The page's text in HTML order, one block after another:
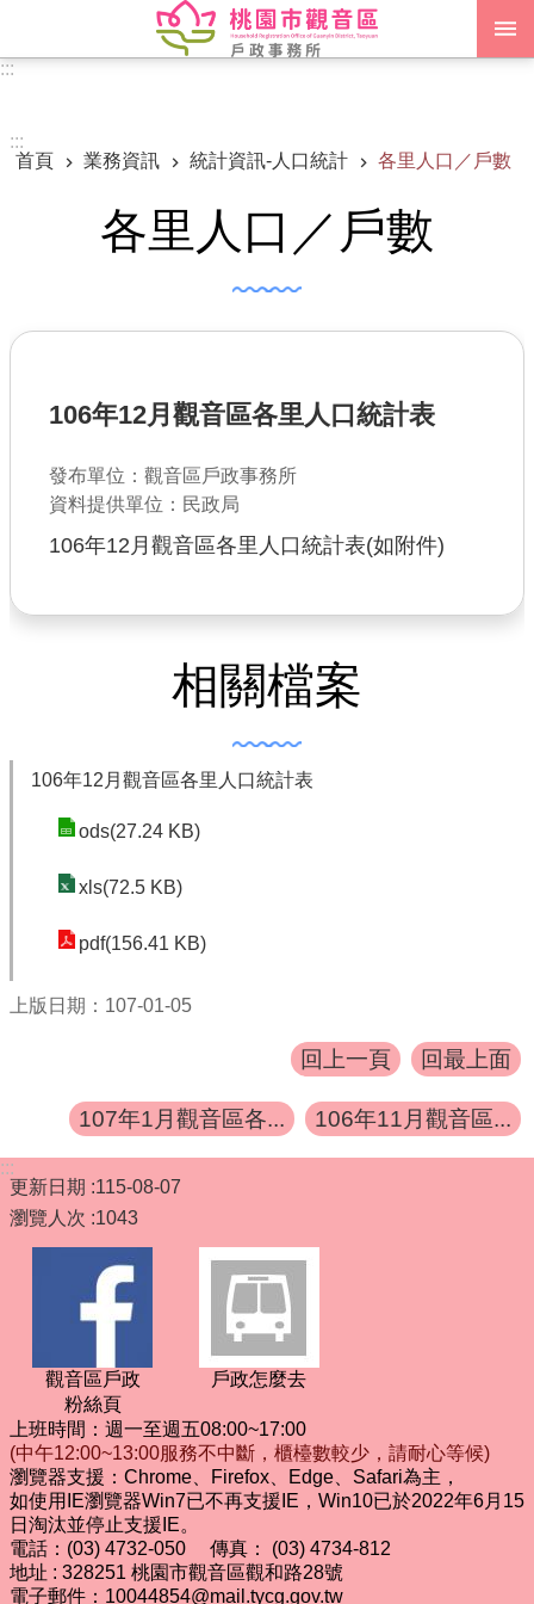
跳到主要內容區塊
業務資訊
機關通訊錄
政府資訊公開
書表下載
常見問題
English
桃園市政府
隱私權政策
網站安全政策
:::
:::
首頁
業務資訊 統計資訊-人口統計 各里人口／戶數
各里人口／戶數
106年12月觀音區各里人口統計表
發布單位：觀音區戶政事務所
資料提供單位：民政局
106年12月觀音區各里人口統計表(如附件)
相關檔案
106年12月觀音區各里人口統計表
ods(27.24 KB)
xls(72.5 KB)
pdf(156.41 KB)
上版日期：107-01-05
回上一頁 回最上面
107年1月觀音區各... 106年11月觀音區...
:::
更新日期
115-08-07
瀏覽人次 1043
觀音區戶政
粉絲頁
戶政怎麼去
上班時間：週一至週五08:00~17:00
(中午12:00~13:00服務不中斷，櫃檯數較少，請耐心等候)
瀏覽器支援：Chrome、Firefox、Edge、Safari為主，
如使用IE瀏覽器Win7已不再支援IE，Win10已於2022年6月15
日淘汰並停止支援IE。
電話：(03) 4732-050 傳真： (03) 4734-812
地址 : 328251 桃園市觀音區觀和路28號
電子郵件：10044854@mail.tycg.gov.tw